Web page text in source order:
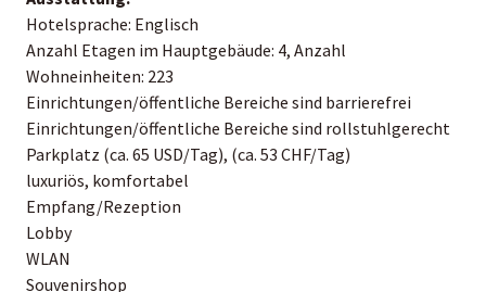
Hotelsprache: Englisch
Anzahl Etagen im Hauptgebäude: 4, Anzahl
Wohneinheiten: 223
Einrichtungen/öffentliche Bereiche sind barrierefrei
Einrichtungen/öffentliche Bereiche sind rollstuhlgerecht
Parkplatz (ca. 65 USD/Tag), (ca. 53 CHF/Tag)
luxuriös, komfortabel
Empfang/Rezeption
Lobby
WLAN
Souvenirshop